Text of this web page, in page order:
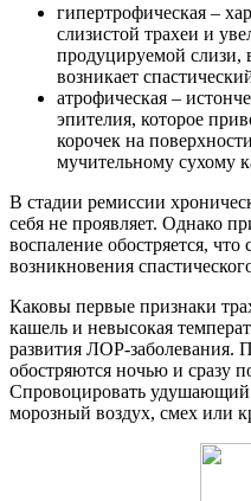
гипертрофическая –
слизистой трахеи и
продуцируемой слизи,
возникает
атрофическая –
эпителия, которое
корочек на
мучительному сухому
В стадии ремиссии
себя не проявляет. Однако
воспаление обостряется,
возникновения
Каковы первые признаки
кашель и невысокая
развития ЛОР-заболевания.
обостряются ночью и сразу
Спровоцировать удушающий
морозный воздух, смех или